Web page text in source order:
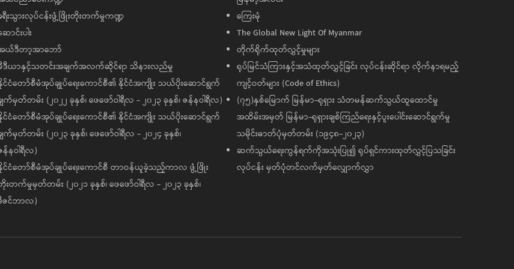
ရီးသွားလုပ်ငန်းဖွံ့ဖြိုးတိုးတက်မှုကဏ္ဍ
ာင်းပါး
ယ်ဒီတာ့အာဘော်
ဒီယာနှင့်သတင်းအချက်အလက်ဆိုင်ရာ သိနားလည်မှု
င်ငံတော်စီမံအုပ်ချုပ်ရေးကောင်စီ၏ နိုင်ငံအကျိုး သယ်ပိုးဆောင်ရွက်
ျက်မှတ်တမ်း (၂၀၂၂ ခုနှစ်၊ ဖေဖော်ဝါရီလ - ၂၀၂၃ ခုနှစ်၊ ဇန်နဝါရီလ)
င်ငံတော်စီမံအုပ်ချုပ်ရေးကောင်စီ၏ နိုင်ငံအကျိုး သယ်ပိုးဆောင်ရွက်
ျက်မှတ်တမ်း (၂၀၂၃ ခုနှစ်၊ ဖေဖော်ဝါရီလ - ၂၀၂၄ ခုနှစ်၊
န်နဝါရီလ)
င်ငံတော်စီမံအုပ်ချုပ်ရေးကောင်စီ တာဝန်ယူခဲ့သည့်ကာလ ဖွံ့ဖြိုး
းတက်မှုမှတ်တမ်း (၂၀၂၁ ခုနှစ်၊ ဖေဖော်ဝါရီလ - ၂၀၂၃ ခုနှစ်၊
ဇင်ဘာလ)
ကြေးမုံ
The Global New Light Of Myanmar
တိုက်ရိုက်ထုတ်လွှင့်မှုများ
ရုပ်မြင်သံကြားနှင့်အသံထုတ်လွှင့်ခြင်း လုပ်ငန်းဆိုင်ရာ လိုက်နာရမည့်
ကျင့်ဝတ်များ (Code of Ethics)
(၇၅)နှစ်မြောက် မြန်မာ-ရုရှား သံတမန်ဆက်သွယ်ထူထောင်မှု
အထိမ်းအမှတ် မြန်မာ-ရုရှားချစ်ကြည်ရေးနှင့်ပူးပေါင်းဆောင်ရွက်မှု
သမိုင်းဓာတ်ပုံမှတ်တမ်း (၁၉၄၈-၂၀၂၃)
ဆက်သွယ်ရေးကွန်ရက်ကိုအသုံးပြု၍ ရုပ်ရှင်ကားထုတ်လွှင့်ပြသခြင်း
လုပ်ငန်း မှတ်ပုံတင်လက်မှတ်လျှောက်လွှာ